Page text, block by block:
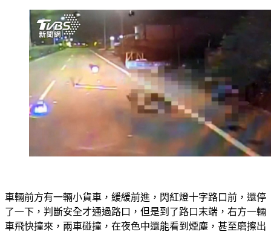
車輛前方有一輛小貨車，緩緩前進，閃紅燈十字路口前，還停
了一下，判斷安全才通過路口，但是到了路口末端，右方一輛
車飛快撞來，兩車碰撞，在夜色中還能看到煙塵，甚至磨擦出